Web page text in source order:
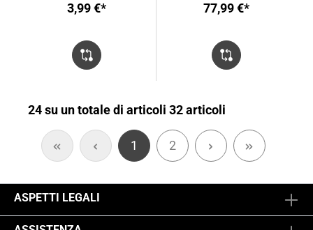
3,99 €*
77,99 €*
24 su un totale di articoli 32 articoli
1 2
ASPETTI LEGALI